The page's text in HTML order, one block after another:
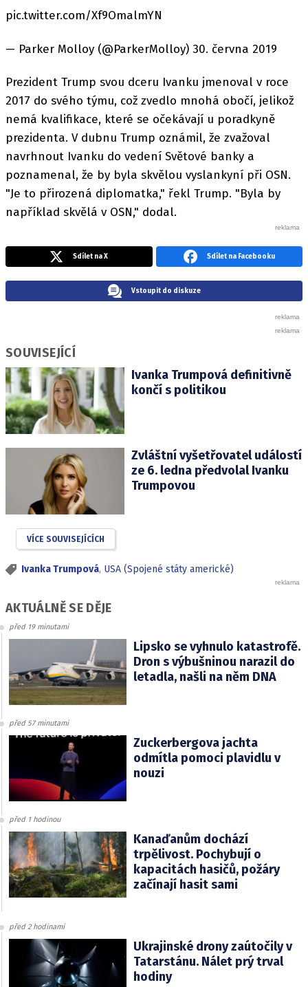
pic.twitter.com/Xf9OmalmYN
— Parker Molloy (@ParkerMolloy) 30. června 2019
Prezident Trump svou dceru Ivanku jmenoval v roce
2017 do svého týmu, což zvedlo mnohá obočí, jelikož
nemá kvalifikace, které se očekávají u poradkyně
prezidenta. V dubnu Trump oznámil, že zvažoval
navrhnout Ivanku do vedení Světové banky a
poznamenal, že by byla skvělou vyslankyní při OSN.
"Je to přirozená diplomatka," řekl Trump. "Byla by
například skvělá v OSN," dodal.
Sdílet na X Sdílet na Facebooku
Vstoupit do diskuze
SOUVISEJÍCÍ
Ivanka Trumpová definitivně
končí s politikou
Zvláštní vyšetřovatel událostí
ze 6. ledna předvolal Ivanku
Trumpovou
VÍCE SOUVISEJÍCÍCH
Ivanka Trumpová, USA (Spojené státy americké)
AKTUÁLNĚ SE DĚJE
před 19 minutami
Lipsko se vyhnulo katastrofě.
Dron s výbušninou narazil do
letadla, našli na něm DNA
před 57 minutami
Zuckerbergova jachta
odmítla pomoci plavidlu v
nouzi
před 1 hodinou
Kanaďanům dochází
trpělivost. Pochybují o
kapacitách hasičů, požáry
začínají hasit sami
před 2 hodinami
Ukrajinské drony zaútočily v
Tatarstánu. Nálet prý trval
hodiny